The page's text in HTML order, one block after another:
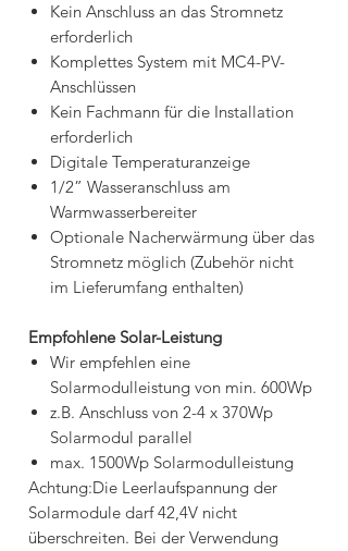
Kein Anschluss an das Stromnetz
erforderlich
Komplettes System mit MC4-PV-
Anschlüssen
Kein Fachmann für die Installation
erforderlich
Digitale Temperaturanzeige
1/2” Wasseranschluss am
Warmwasserbereiter
Optionale Nacherwärmung über das
Stromnetz möglich (Zubehör nicht
im Lieferumfang enthalten)
Empfohlene Solar-Leistung
Wir empfehlen eine
Solarmodulleistung von min. 600Wp
z.B. Anschluss von 2-4 x 370Wp
Solarmodul parallel
max. 1500Wp Solarmodulleistung
Achtung:Die Leerlaufspannung der
Solarmodule darf 42,4V nicht
überschreiten. Bei der Verwendung